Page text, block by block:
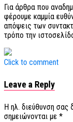
Για άρθρα που
φέρουμε καμμία
απόψεις των
τρόπο την
Click to comment
Leave a Reply
Η ηλ. διεύθυνση σας
σημειώνονται με *